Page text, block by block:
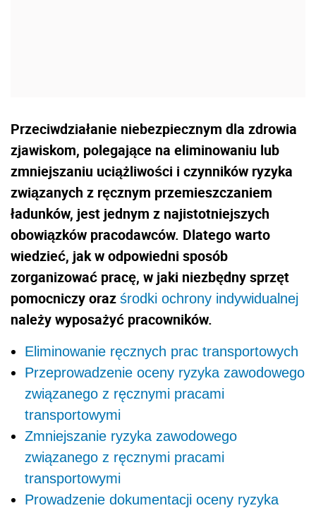
Przeciwdziałanie niebezpiecznym dla zdrowia
zjawiskom, polegające na eliminowaniu lub
zmniejszaniu uciążliwości i czynników ryzyka
związanych z ręcznym przemieszczaniem
ładunków, jest jednym z najistotniejszych
obowiązków pracodawców. Dlatego warto
wiedzieć, jak w odpowiedni sposób
zorganizować pracę, w jaki niezbędny sprzęt
pomocniczy oraz środki ochrony indywidualnej
należy wyposażyć pracowników.
Eliminowanie ręcznych prac transportowych
Przeprowadzenie oceny ryzyka zawodowego
związanego z ręcznymi pracami
transportowymi
Zmniejszanie ryzyka zawodowego
związanego z ręcznymi pracami
transportowymi
Prowadzenie dokumentacji oceny ryzyka